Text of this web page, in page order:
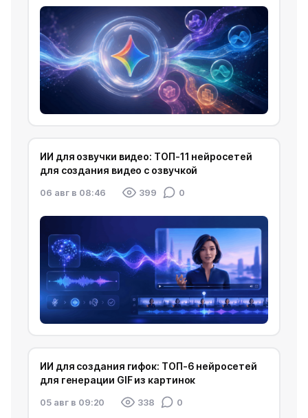
ИИ для озвучки видео: ТОП-11 нейросетей
для создания видео с озвучкой
06 авг в 08:46 399 0
ИИ для создания гифок: ТОП-6 нейросетей
для генерации GIF из картинок
05 авг в 09:20 338 0